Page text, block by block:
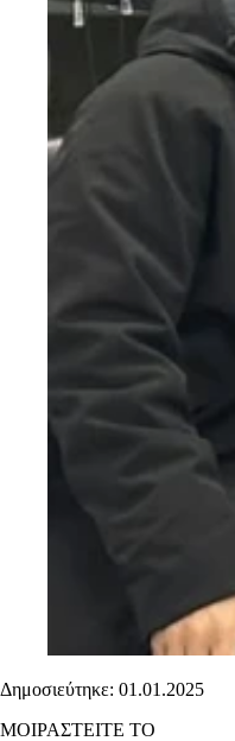
Δημοσιεύτηκε: 01.01.2025
ΜΟΙΡΑΣΤΕΙΤΕ ΤΟ